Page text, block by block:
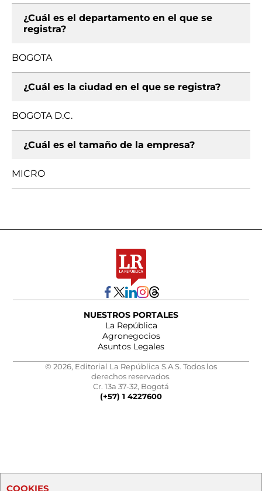
¿Cuál es el departamento en el que se
registra?
BOGOTA
¿Cuál es la ciudad en el que se registra?
BOGOTA D.C.
¿Cuál es el tamaño de la empresa?
MICRO
NUESTROS PORTALES
La República
Agronegocios
Asuntos Legales
© 2026, Editorial La República S.A.S. Todos los
derechos reservados.
Cr. 13a 37-32, Bogotá
(+57) 1 4227600
COOKIES